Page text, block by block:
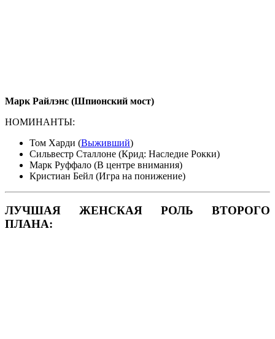
Марк Райлэнс (Шпионский мост)
НОМИНАНТЫ:
Том Харди (Выживший)
Сильвестр Сталлоне (Крид: Наследие Рокки)
Марк Руффало (В центре внимания)
Кристиан Бейл (Игра на понижение)
ЛУЧШАЯ ЖЕНСКАЯ РОЛЬ ВТОРОГО
ПЛАНА: